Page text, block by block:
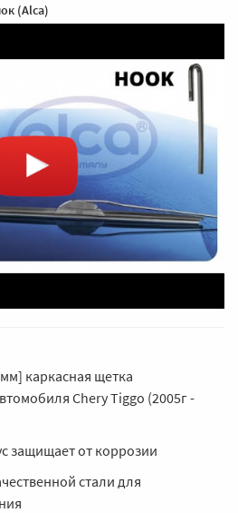
(Alca)
каркасная щетка
Chery Tiggo (2005г -
защищает от коррозии
стали для